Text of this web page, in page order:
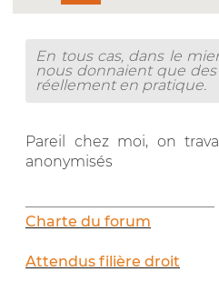
En tous cas, dans le
nous donnaient que
réellement en pratique.
Pareil chez moi, on
anonymisés
Charte du forum
Attendus filière droit